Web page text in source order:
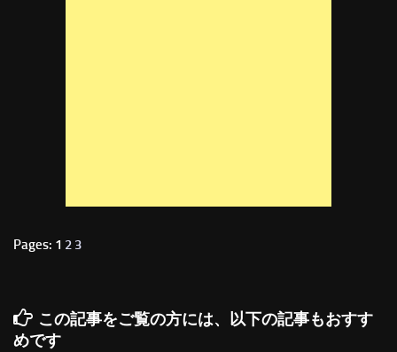
Pages: 1 2 3
この記事をご覧の方には、以下の記事もおすす
めです